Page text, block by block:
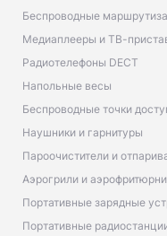
Беспроводные
Медиаплееры и ТВ-
Радиотелефоны DECT
Напольные весы
Беспроводные точки
Наушники и гарнитуры
Пароочистители и
Аэрогрили и
Портативные зарядные
Портативные